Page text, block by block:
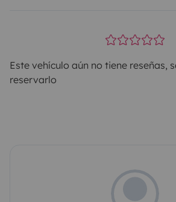
Este vehículo aún no tiene reseñas,
reservarlo